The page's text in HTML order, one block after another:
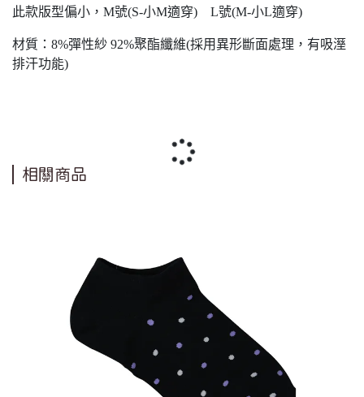
此款版型偏小，M號(S-小M適穿) L號(M-小L適穿)
材質：8%彈性紗 92%聚酯纖維(採用異形斷面處理，有吸溼
排汗功能)
相關商品